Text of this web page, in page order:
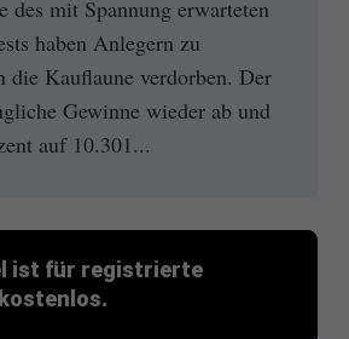
des mit Spannung erwarteten
haben Anlegern zu
die Kauflaune verdorben. Der
Gewinne wieder ab und
auf 10.301...
ist für registrierte